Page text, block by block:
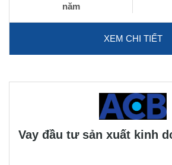
năm
XEM CHI TIẾT
Vay đầu tư sản xuất kinh